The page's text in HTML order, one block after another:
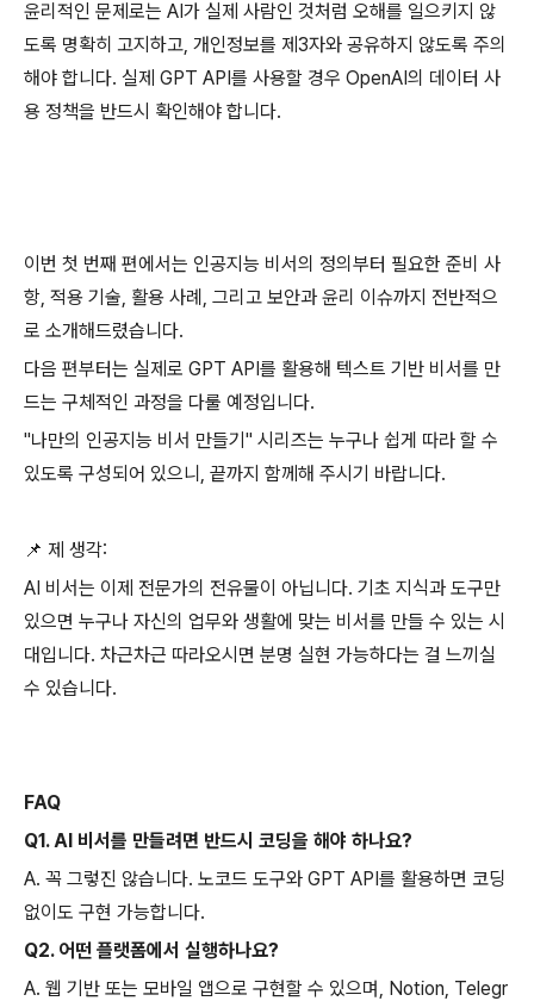
윤리적인 문제로는 AI가 실제 사람인 것처럼 오해를 일으키지 않
도록 명확히 고지하고, 개인정보를 제3자와 공유하지 않도록 주의
해야 합니다. 실제 GPT API를 사용할 경우 OpenAI의 데이터 사
용 정책을 반드시 확인해야 합니다.
이번 첫 번째 편에서는 인공지능 비서의 정의부터 필요한 준비 사
항, 적용 기술, 활용 사례, 그리고 보안과 윤리 이슈까지 전반적으
로 소개해드렸습니다.
다음 편부터는 실제로 GPT API를 활용해 텍스트 기반 비서를 만
드는 구체적인 과정을 다룰 예정입니다.
"나만의 인공지능 비서 만들기" 시리즈는 누구나 쉽게 따라 할 수
있도록 구성되어 있으니, 끝까지 함께해 주시기 바랍니다.
📌 제 생각:
AI 비서는 이제 전문가의 전유물이 아닙니다. 기초 지식과 도구만
있으면 누구나 자신의 업무와 생활에 맞는 비서를 만들 수 있는 시
대입니다. 차근차근 따라오시면 분명 실현 가능하다는 걸 느끼실
수 있습니다.
FAQ
Q1. AI 비서를 만들려면 반드시 코딩을 해야 하나요?
A. 꼭 그렇진 않습니다. 노코드 도구와 GPT API를 활용하면 코딩
없이도 구현 가능합니다.
Q2. 어떤 플랫폼에서 실행하나요?
A. 웹 기반 또는 모바일 앱으로 구현할 수 있으며, Notion, Telegr